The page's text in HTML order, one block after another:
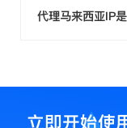
代理马来西亚IP是
立即开始使